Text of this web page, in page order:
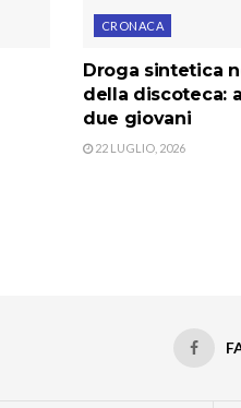
CRONACA
Droga sintetica
della discoteca:
due giovani
22 LUGLIO, 2026